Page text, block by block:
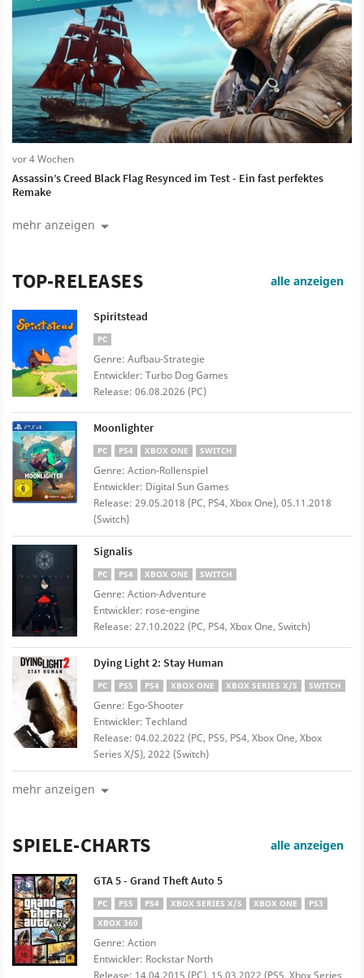
vor 4 Wochen
Assassin’s Creed Black Flag Resynced im Test - Ein fast perfektes
Remake
mehr anzeigen
TOP-RELEASES alle anzeigen
Spiritstead
PC
Genre: Aufbau-Strategie
Entwickler: Turbo Dog Games
Release: 06.08.2026 (PC)
Moonlighter
PC PS4 XBOX ONE SWITCH
Genre: Action-Rollenspiel
Entwickler: Digital Sun Games
Release: 29.05.2018 (PC, PS4, Xbox One), 05.11.2018
(Switch)
Signalis
PC PS4 XBOX ONE SWITCH
Genre: Action-Adventure
Entwickler: rose-engine
Release: 27.10.2022 (PC, PS4, Xbox One, Switch)
Dying Light 2: Stay Human
PC PS5 PS4 XBOX ONE XBOX SERIES X/S SWITCH
Genre: Ego-Shooter
Entwickler: Techland
Release: 04.02.2022 (PC, PS5, PS4, Xbox One, Xbox
Series X/S), 2022 (Switch)
mehr anzeigen
SPIELE-CHARTS alle anzeigen
GTA 5 - Grand Theft Auto 5
PC PS5 PS4 XBOX SERIES X/S XBOX ONE
PS3
XBOX 360
Genre: Action
Entwickler: Rockstar North